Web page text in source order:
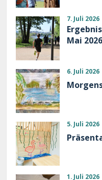
7. Juli 2026
Mai 2026
6. Juli 2026
5. Juli 2026
1. Juli 2026